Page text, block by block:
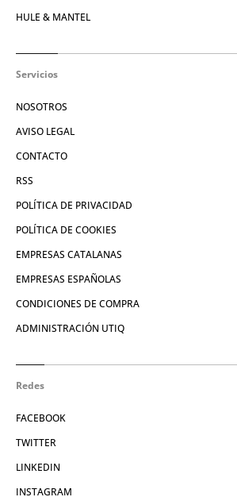
HULE & MANTEL
Servicios
NOSOTROS
AVISO LEGAL
CONTACTO
RSS
POLÍTICA DE PRIVACIDAD
POLÍTICA DE COOKIES
EMPRESAS CATALANAS
EMPRESAS ESPAÑOLAS
CONDICIONES DE COMPRA
ADMINISTRACIÓN UTIQ
Redes
FACEBOOK
TWITTER
LINKEDIN
INSTAGRAM